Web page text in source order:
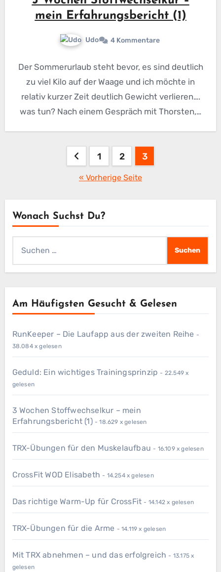
mein Erfahrungsbericht (1)
Udo 4 Kommentare
Der Sommerurlaub steht bevor, es sind deutlich
zu viel Kilo auf der Waage und ich möchte in
relativ kurzer Zeit deutlich Gewicht verlieren….
was tun? Nach einem Gespräch mit Thorsten,…
Seitennummerierung
1 2 3
« Vorherige Seite
Wonach Suchst Du?
nach:
Am Häufigsten Gesucht & Gelesen
RunKeeper – Die Laufapp aus der zweiten Reihe -
38.084 x gelesen
Geduld: Ein wichtiges Trainingsprinzip - 22.549 x
gelesen
3 Wochen Stoffwechselkur – mein
Erfahrungsbericht (1) - 18.629 x gelesen
TRX-Übungen für den Muskelaufbau - 16.109 x gelesen
CrossFit WOD Elisabeth - 14.254 x gelesen
Das richtige Warm-Up für CrossFit - 14.142 x gelesen
TRX-Übungen für die Arme - 14.119 x gelesen
Mit TRX abnehmen – und das erfolgreich - 13.175 x
gelesen